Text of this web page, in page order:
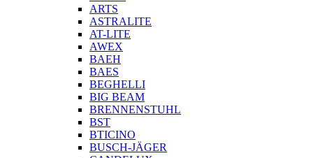
ARTS
ASTRALITE
AT-LITE
AWEX
BAEH
BAES
BEGHELLI
BIG BEAM
BRENNENSTUHL
BST
BTICINO
BUSCH-JÄGER